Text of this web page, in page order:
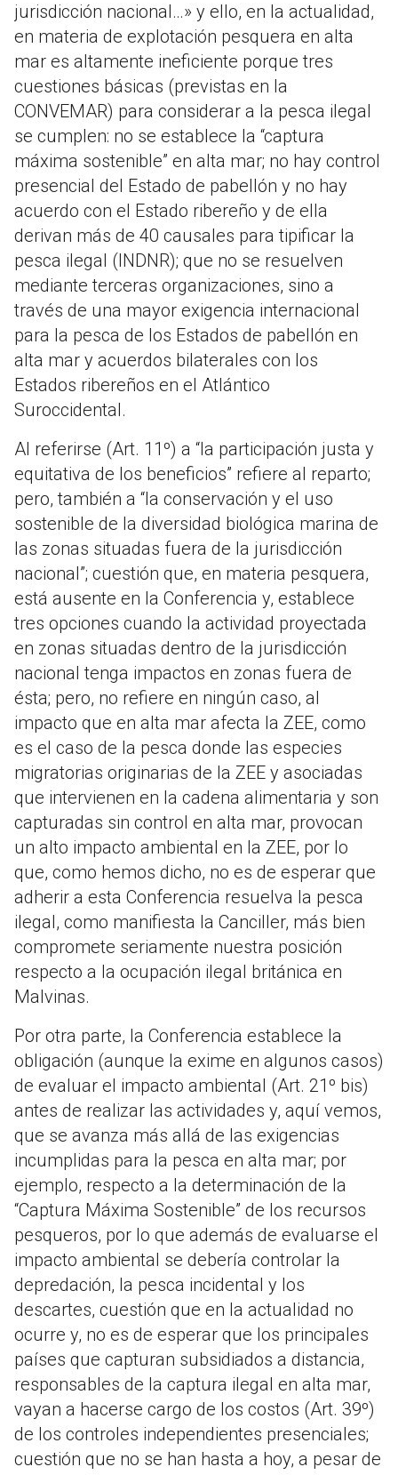
jurisdicción nacional…» y ello, en la actualidad,
en materia de explotación pesquera en alta
mar es altamente ineficiente porque tres
cuestiones básicas (previstas en la
CONVEMAR) para considerar a la pesca ilegal
se cumplen: no se establece la “captura
máxima sostenible” en alta mar; no hay control
presencial del Estado de pabellón y no hay
acuerdo con el Estado ribereño y de ella
derivan más de 40 causales para tipificar la
pesca ilegal (INDNR); que no se resuelven
mediante terceras organizaciones, sino a
través de una mayor exigencia internacional
para la pesca de los Estados de pabellón en
alta mar y acuerdos bilaterales con los
Estados ribereños en el Atlántico
Suroccidental.
Al referirse (Art. 11º) a “la participación justa y
equitativa de los beneficios” refiere al reparto;
pero, también a “la conservación y el uso
sostenible de la diversidad biológica marina de
las zonas situadas fuera de la jurisdicción
nacional”; cuestión que, en materia pesquera,
está ausente en la Conferencia y, establece
tres opciones cuando la actividad proyectada
en zonas situadas dentro de la jurisdicción
nacional tenga impactos en zonas fuera de
ésta; pero, no refiere en ningún caso, al
impacto que en alta mar afecta la ZEE, como
es el caso de la pesca donde las especies
migratorias originarias de la ZEE y asociadas
que intervienen en la cadena alimentaria y son
capturadas sin control en alta mar, provocan
un alto impacto ambiental en la ZEE, por lo
que, como hemos dicho, no es de esperar que
adherir a esta Conferencia resuelva la pesca
ilegal, como manifiesta la Canciller, más bien
compromete seriamente nuestra posición
respecto a la ocupación ilegal británica en
Malvinas.
Por otra parte, la Conferencia establece la
obligación (aunque la exime en algunos casos)
de evaluar el impacto ambiental (Art. 21º bis)
antes de realizar las actividades y, aquí vemos,
que se avanza más allá de las exigencias
incumplidas para la pesca en alta mar; por
ejemplo, respecto a la determinación de la
“Captura Máxima Sostenible” de los recursos
pesqueros, por lo que además de evaluarse el
impacto ambiental se debería controlar la
depredación, la pesca incidental y los
descartes, cuestión que en la actualidad no
ocurre y, no es de esperar que los principales
países que capturan subsidiados a distancia,
responsables de la captura ilegal en alta mar,
vayan a hacerse cargo de los costos (Art. 39º)
de los controles independientes presenciales;
cuestión que no se han hasta a hoy, a pesar de